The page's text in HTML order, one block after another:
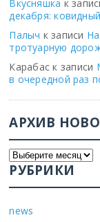
Вкусняшка к
декабря:
Палыч к записи
тротуарную
Карабас к записи
в очередной раз
АРХИВ
РУБРИКИ
news